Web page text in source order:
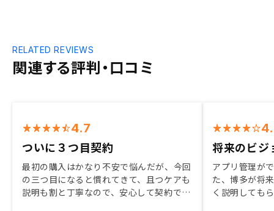
関連する評判・口コミ
RELATED REVIEWS
4.7
ついに３つ目契約
最初の購入はかなり不安で悩んだが、今回
の三つ目になると慣れてきて、且つケアも
説明も割と丁寧なので、安心して契約でき
将来のビジ
アプリ管理が
た、博多が将
く説明しても